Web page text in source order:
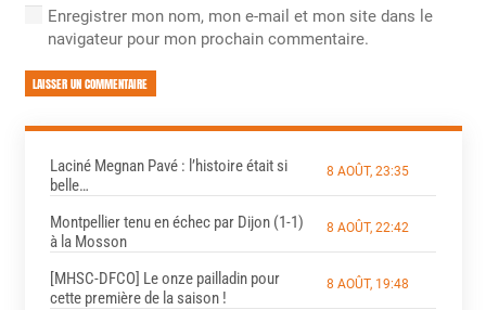
Enregistrer mon nom, mon e-mail et mon site dans le
navigateur pour mon prochain commentaire.
LAISSER UN COMMENTAIRE
Laciné Megnan Pavé : l’histoire était si
belle…
8 AOÛT, 23:35
Montpellier tenu en échec par Dijon (1-1)
à la Mosson
8 AOÛT, 22:42
[MHSC-DFCO] Le onze pailladin pour
cette première de la saison !
8 AOÛT, 19:48